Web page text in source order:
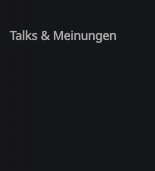
Talks & Meinungen